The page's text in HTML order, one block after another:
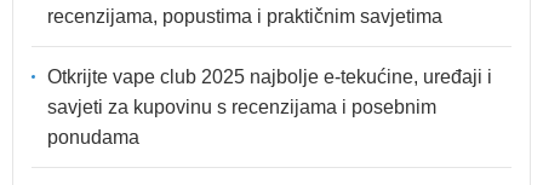
recenzijama, popustima i praktičnim savjetima
Otkrijte vape club 2025 najbolje e-tekućine, uređaji i
savjeti za kupovinu s recenzijama i posebnim
ponudama